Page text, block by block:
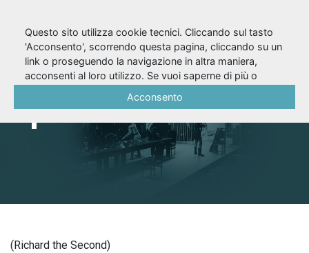
Riccardo II (1996/97)
ripresa
(Richard the Second)
Questo sito utilizza cookie tecnici. Cliccando sul tasto
'Acconsento', scorrendo questa pagina, cliccando su un
link o proseguendo la navigazione in altra maniera,
acconsenti al loro utilizzo. Se vuoi saperne di più o
Acconsento